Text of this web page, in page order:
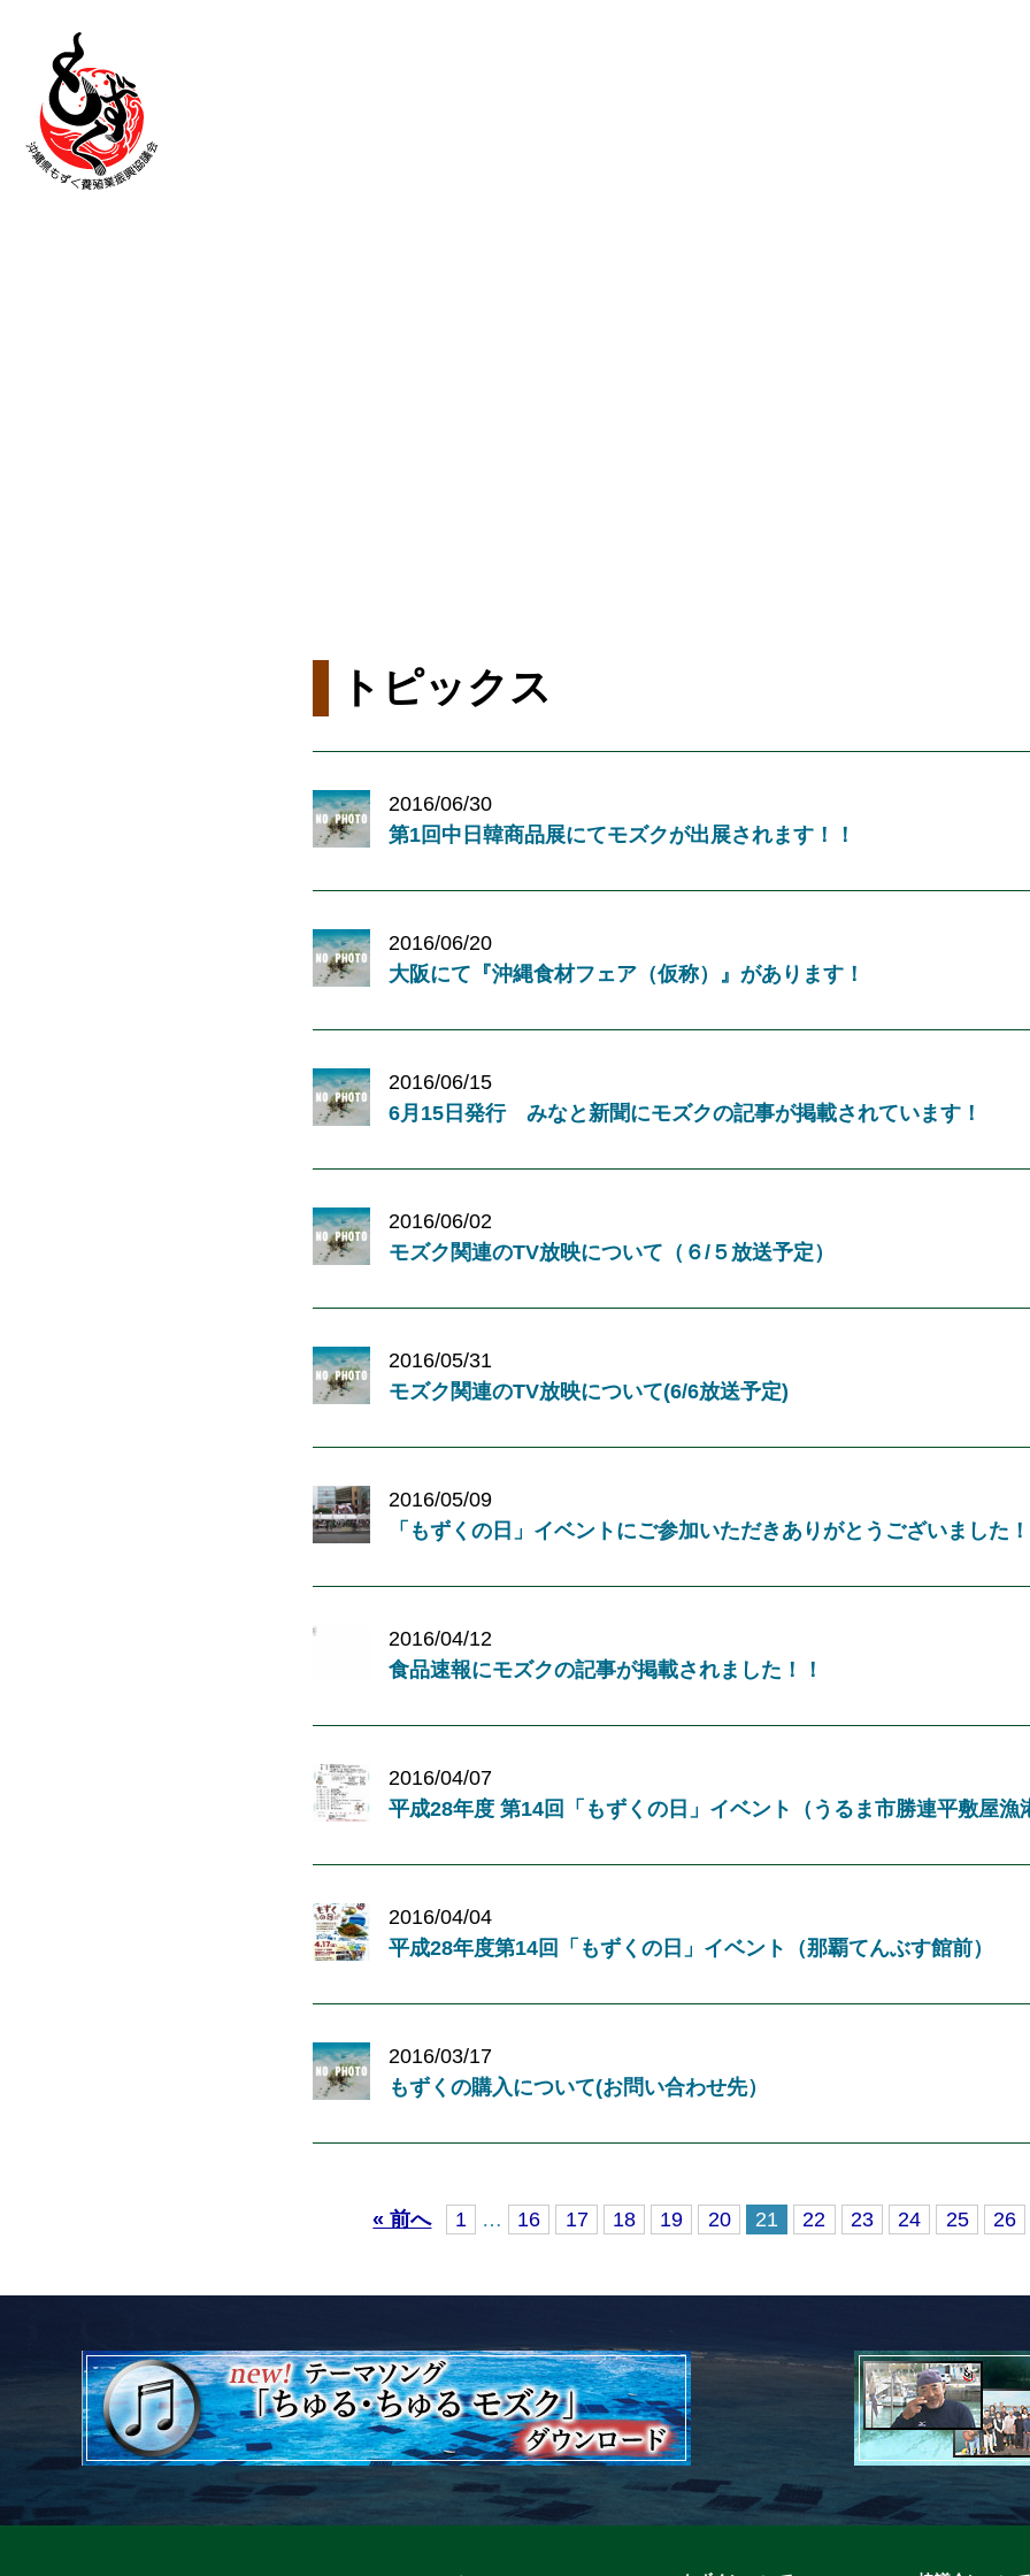
トピックス
2016/06/30
第1回中日韓商品展にてモズクが出展されます！！
2016/06/20
大阪にて『沖縄食材フェア（仮称）』があります！
2016/06/15
6月15日発行 みなと新聞にモズクの記事が掲載されています！
2016/06/02
モズク関連のTV放映について（６/５放送予定）
2016/05/31
モズク関連のTV放映について(6/6放送予定)
2016/05/09
「もずくの日」イベントにご参加いただきありがとうございました
2016/04/12
食品速報にモズクの記事が掲載されました！！
2016/04/07
平成28年度 第14回「もずくの日」イベント（うるま市勝連平敷屋漁
2016/04/04
平成28年度第14回「もずくの日」イベント（那覇てんぶす館前）
2016/03/17
もずくの購入について(お問い合わせ先）
« 前へ 1 … 16 17 18 19 20 21 22 23 24 25 26